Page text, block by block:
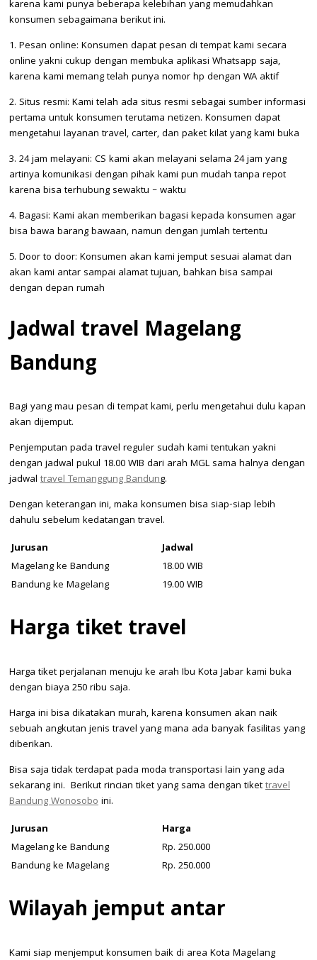
karena kami punya beberapa kelebihan yang memudahkan
konsumen sebagaimana berikut ini.
1. Pesan online: Konsumen dapat pesan di tempat kami secara
online yakni cukup dengan membuka aplikasi Whatsapp saja,
karena kami memang telah punya nomor hp dengan WA aktif
2. Situs resmi: Kami telah ada situs resmi sebagai sumber informasi
pertama untuk konsumen terutama netizen. Konsumen dapat
mengetahui layanan travel, carter, dan paket kilat yang kami buka
3. 24 jam melayani: CS kami akan melayani selama 24 jam yang
artinya komunikasi dengan pihak kami pun mudah tanpa repot
karena bisa terhubung sewaktu – waktu
4. Bagasi: Kami akan memberikan bagasi kepada konsumen agar
bisa bawa barang bawaan, namun dengan jumlah tertentu
5. Door to door: Konsumen akan kami jemput sesuai alamat dan
akan kami antar sampai alamat tujuan, bahkan bisa sampai
dengan depan rumah
Jadwal travel Magelang
Bandung
Bagi yang mau pesan di tempat kami, perlu mengetahui dulu kapan
akan dijemput.
Penjemputan pada travel reguler sudah kami tentukan yakni
dengan jadwal pukul 18.00 WIB dari arah MGL sama halnya dengan
jadwal travel Temanggung Bandung.
Dengan keterangan ini, maka konsumen bisa siap-siap lebih
dahulu sebelum kedatangan travel.
Jurusan
Jadwal
Magelang ke Bandung
18.00 WIB
Bandung ke Magelang
19.00 WIB
Harga tiket travel
Harga tiket perjalanan menuju ke arah Ibu Kota Jabar kami buka
dengan biaya 250 ribu saja.
Harga ini bisa dikatakan murah, karena konsumen akan naik
sebuah angkutan jenis travel yang mana ada banyak fasilitas yang
diberikan.
Bisa saja tidak terdapat pada moda transportasi lain yang ada
sekarang ini. Berikut rincian tiket yang sama dengan tikettravel
Bandung Wonosoboini.
Jurusan
Harga
Magelang ke Bandung
Rp. 250.000
Bandung ke Magelang
Rp. 250.000
Wilayah jemput antar
Kami siap menjemput konsumen baik di area Kota Magelang